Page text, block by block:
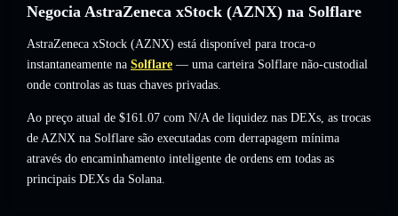
Negocia AstraZeneca xStock (AZNX) na Solflare
AstraZeneca xStock (AZNX) está disponível para troca-o
instantaneamente na Solflare — uma carteira Solflare não-custodial
onde controlas as tuas chaves privadas.
Ao preço atual de $161.07 com N/A de liquidez nas DEXs, as trocas
de AZNX na Solflare são executadas com derrapagem mínima
através do encaminhamento inteligente de ordens em todas as
principais DEXs da Solana.